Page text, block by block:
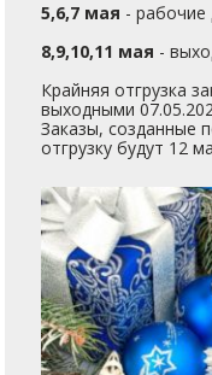
5,6,7 мая - рабочие
8,9,10,11 мая -
Крайняя отгрузка
выходными
Заказы, созданные
отгрузку будут 12